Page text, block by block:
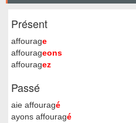
Présent
affourage
affourageons
affouragez
Passé
aie affouragé
ayons affouragé